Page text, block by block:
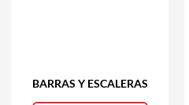
BARRAS Y ESCALERAS